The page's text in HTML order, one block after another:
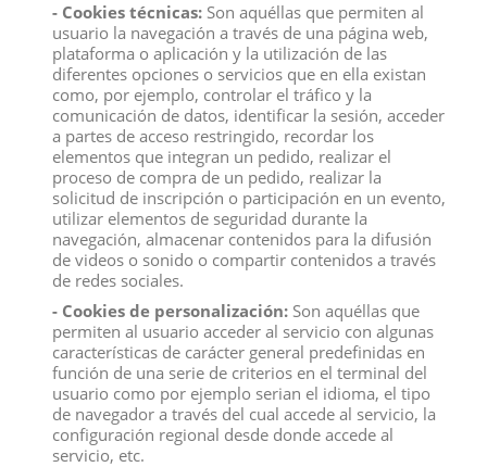
10005 TORO BRAVO COLORADO
TROTANDO DEQUBE
View
10004 TORO BRAVO BERRENDO
TROTANDO DEQUBE
View
10003 TORO BRAVO ENSABANADO
TROTANDO DEQUBE
View
10002 TORO BRAVO CARDENO
TROTANDO DEQUBE
View
- Cookies técnicas: Son aquéllas que permiten al
usuario la navegación a través de una página web,
plataforma o aplicación y la utilización de las
diferentes opciones o servicios que en ella existan
como, por ejemplo, controlar el tráfico y la
comunicación de datos, identificar la sesión, acceder
a partes de acceso restringido, recordar los
elementos que integran un pedido, realizar el
proceso de compra de un pedido, realizar la
solicitud de inscripción o participación en un evento,
utilizar elementos de seguridad durante la
navegación, almacenar contenidos para la difusión
de videos o sonido o compartir contenidos a través
de redes sociales.
- Cookies de personalización: Son aquéllas que
permiten al usuario acceder al servicio con algunas
características de carácter general predefinidas en
función de una serie de criterios en el terminal del
usuario como por ejemplo serian el idioma, el tipo
de navegador a través del cual accede al servicio, la
configuración regional desde donde accede al
servicio, etc.